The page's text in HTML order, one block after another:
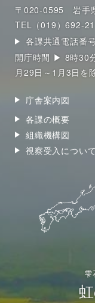
〒020-0595 岩手
TEL（019）692-
各課共通電話番
開庁時間 ▶ 8時30
月29日～1月3日を
庁舎案内図
各課の概要
組織機構図
視察受入について
雫